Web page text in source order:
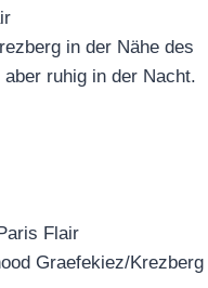
in der Nähe des
ruhig in der Nacht.
Flair
Graefekiez/Krezberg